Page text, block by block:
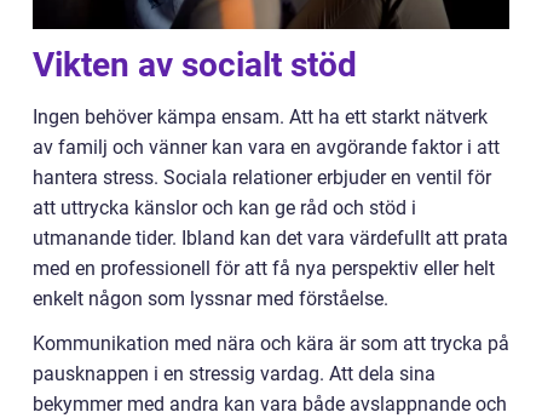
Vikten av socialt stöd
Ingen behöver kämpa ensam. Att ha ett starkt nätverk
av familj och vänner kan vara en avgörande faktor i att
hantera stress. Sociala relationer erbjuder en ventil för
att uttrycka känslor och kan ge råd och stöd i
utmanande tider. Ibland kan det vara värdefullt att prata
med en professionell för att få nya perspektiv eller helt
enkelt någon som lyssnar med förståelse.
Kommunikation med nära och kära är som att trycka på
pausknappen i en stressig vardag. Att dela sina
bekymmer med andra kan vara både avslappnande och